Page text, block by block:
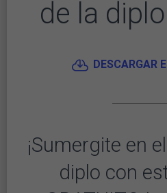
de la
DESCARGAR
¡Sumergite en
diplo con